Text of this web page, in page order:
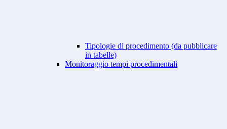
Tipologie di procedimento (da pubblicare
in tabelle)
Monitoraggio tempi procedimentali